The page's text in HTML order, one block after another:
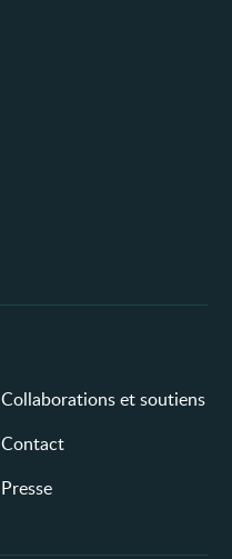
Collaborations et soutiens
Contact
Presse